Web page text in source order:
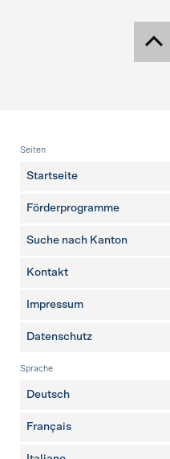
Fusszeile
Seiten
Startseite
Förderprogramme
Suche nach Kanton
weitere Seiten
Kontakt
Impressum
Datenschutz
Sprache
Deutsch
Français